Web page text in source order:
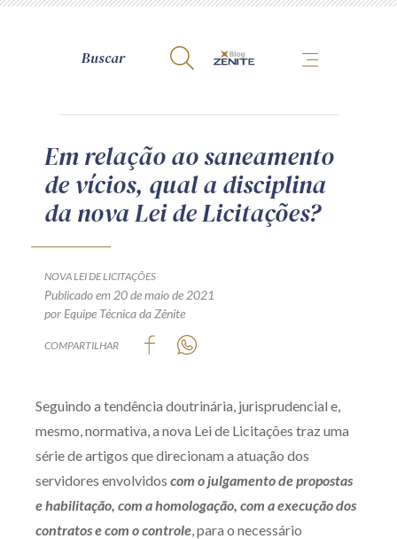
A Zênite
Como publicar conosco
Site da Zênite
Política de Privacidade
Guia de Direitos dos Titulares de Dados
Encarregado (contato)
Produtos e serviços
Zênite Fácil IA
Zênite Play
Orientação por Escrito
Em relação ao saneamento
de vícios, qual a disciplina
da nova Lei de Licitações?
NOVA LEI DE LICITAÇÕES
Publicado em 20 de maio de 2021
por Equipe Técnica da Zênite
COMPARTILHAR
Seguindo a tendência doutrinária, jurisprudencial e,
mesmo, normativa, a nova Lei de Licitações traz uma
série de artigos que direcionam a atuação dos
servidores envolvidos com o julgamento de propostas
e habilitação, com a homologação, com a execução dos
contratos e com o controle, para o necessário